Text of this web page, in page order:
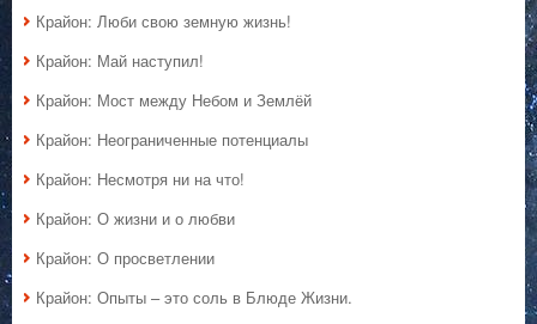
Крайон: Люби свою земную жизнь!
Крайон: Май наступил!
Крайон: Мост между Небом и Землёй
Крайон: Неограниченные потенциалы
Крайон: Несмотря ни на что!
Крайон: О жизни и о любви
Крайон: О просветлении
Крайон: Опыты – это соль в Блюде Жизни.